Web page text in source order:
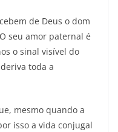
de Deus o dom
seu amor paternal é
o sinal visível do
toda a
mesmo quando a
isso a vida conjugal